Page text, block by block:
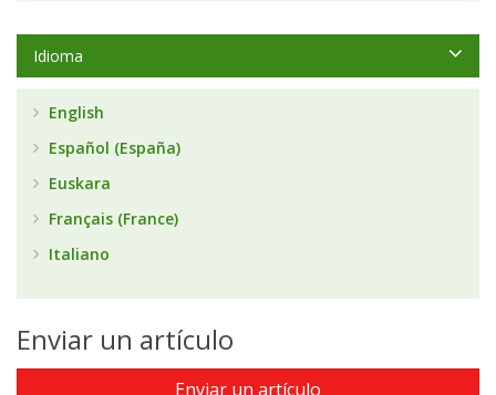
Idioma
English
Español (España)
Euskara
Français (France)
Italiano
Enviar un artículo
Enviar un artículo